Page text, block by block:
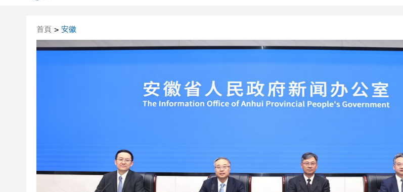
美股觀望非農數據 道指跌逾百點
東涌巴士撞電單車 巴士司機涉危駕被捕
有片丨清淡不等於吃素！ 清淡飲食正在毀掉很多老人的晚年健康
首頁 > 安徽